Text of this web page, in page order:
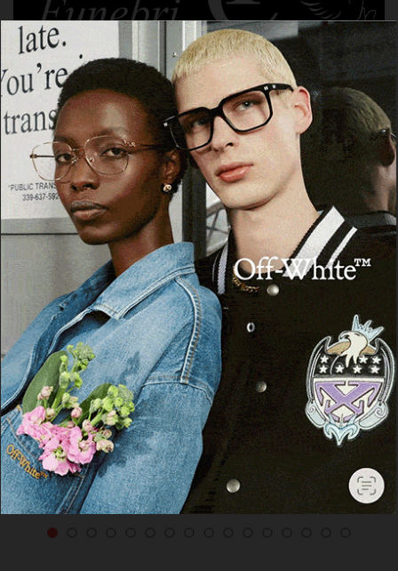
POTREBBE PIACERTI ANCHE
PATTADA
Risate assicurate a Pattada con lo
spettacolo “Comicissima” dei
Barbariciridicoli
24 Luglio 2026, 15:28